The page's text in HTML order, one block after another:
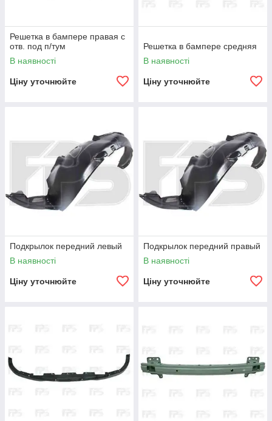
Решетка в бампере правая с
отв. под п/тум
В наявності
Ціну уточнюйте
Решетка в бампере средняя
В наявності
Ціну уточнюйте
Подкрылок передний левый
В наявності
Ціну уточнюйте
Подкрылок передний правый
В наявності
Ціну уточнюйте